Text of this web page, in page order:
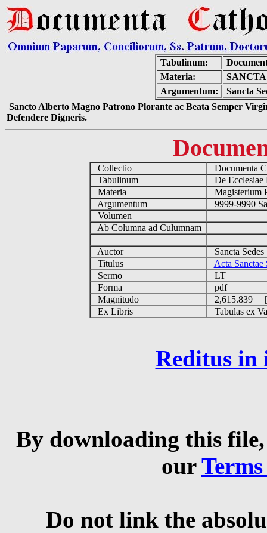
Tabulinum:
Materia:
Argumentum:
Sancta
Sancto Alberto Magno Patrono Plorante ac Beata Semper
Defendere Digneris.
Collectio
Documenta
Tabulinum
De
Materia
Magisterium
Argumentum
9999-9990
Volumen
Ab Columna ad Culumnam
Auctor
Sancta
Titulus
Acta Sanctae
Sermo
LT
Forma
pdf
Magnitudo
2,615.839
Ex Libris
Tabulas ex
Reditus in
By downloading this
our
Do not link the